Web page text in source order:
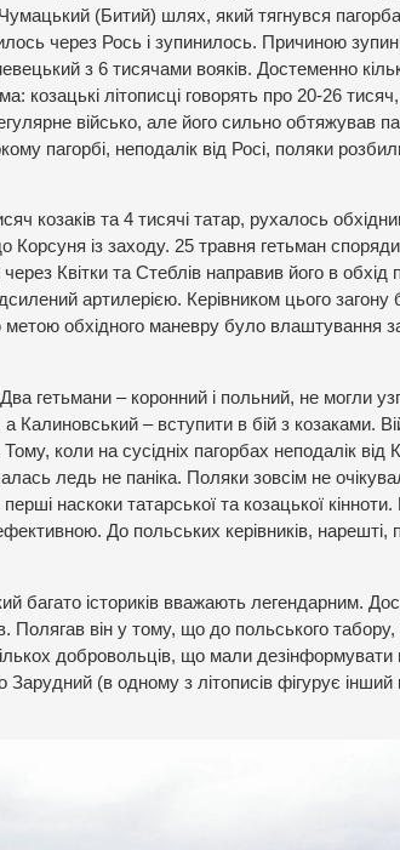
(Битий) шлях, який тягнувся
через Рось і зупинилось. Причиною
з 6 тисячами вояків. Достеменно
козацькі літописці говорять про 20-26
військо, але його сильно обтяжував
пагорбі, неподалік від Росі, поляки
козаків та 4 тисячі татар, рухалось
із заходу. 25 травня гетьман
Квітки та Стеблів направив його в обхід
артилерією. Керівником цього
обхідного маневру було влаштування
гетьмани – коронний і польний, не могли
Калиновський – вступити в бій з козаками.
коли на сусідніх пагорбах неподалік від
ледь не паніка. Поляки зовсім не
наскоки татарської та козацької
До польських керівників,
багато істориків вважають легендарним.
Полягав він у тому, що до польського табору,
добровольців, що мали дезінформувати
(в одному з літописів фігурує